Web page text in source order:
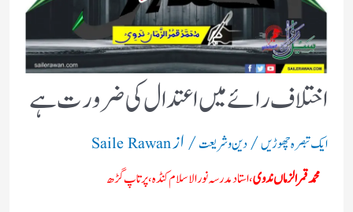
اختلاف رائے میں اعتدال کی ضرورت ہے
ایک تبصرہ چھوڑیں/دین و شریعت/ ازSaile Rawan
محمد قمر الزماں ندوی،استاد مدرسہ نور الاسلام کنڈہ، پرتاپ گڑھ